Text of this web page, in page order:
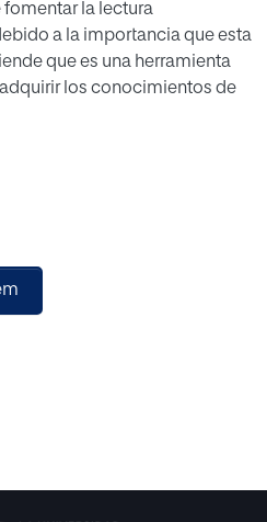
fomentar la lectura
a la importancia que esta
que es una herramienta
los conocimientos de
de lectura y comprensión
Por ello el dominio de esta
académico.
para fomentar la
Está dividido en dos partes